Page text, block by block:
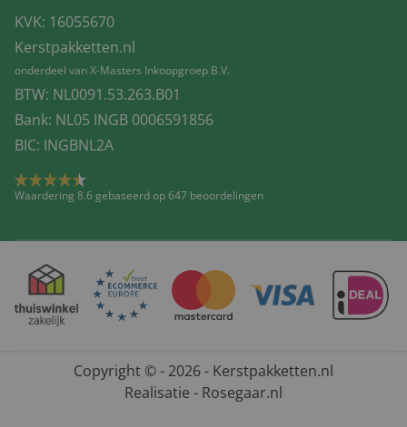
KVK: 16055670
Kerstpakketten.nl
onderdeel van X-Masters Inkoopgroep B.V.
BTW: NL0091.53.263.B01
Bank: NL05 INGB 0006591856
BIC: INGBNL2A
Waardering 8.6 gebaseerd op 647 beoordelingen
Copyright © - 2026 - Kerstpakketten.nl
Realisatie - Rosegaar.nl